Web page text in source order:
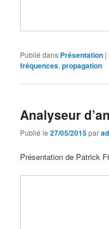
Publié dans Présentation |
fréquences,propagation
Analyseur
Publié le27/05/2015par
Présentation de Patrick